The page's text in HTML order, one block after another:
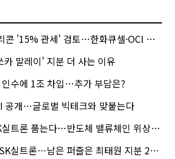
'15% 관세' 검토…한화큐셀·OCI 영향은?
카 말레이' 지분 더 사는 이유
수에 1조 차입…추가 부담은?
공개…글로벌 빅테크와 맞붙는다
트론 품는다…반도체 밸류체인 위상 강화
실트론…남은 퍼즐은 최태원 지분 29.4%